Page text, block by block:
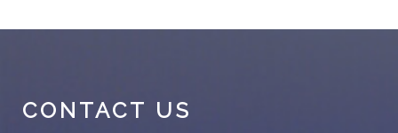
CONTACT US